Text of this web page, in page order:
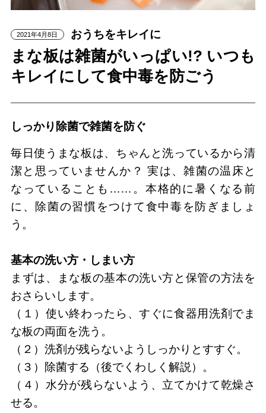
2021年4月8日 おうちをキレイに
まな板は雑菌がいっぱい!? いつも
キレイにして食中毒を防ごう
しっかり除菌で雑菌を防ぐ
毎日使うまな板は、ちゃんと洗っているから清
潔と思っていませんか？ 実は、雑菌の温床と
なっていることも……。本格的に暑くなる前
に、除菌の習慣をつけて食中毒を防ぎましょ
う。
基本の洗い方・しまい方
まずは、まな板の基本の洗い方と保管の方法を
おさらいします。
（１）使い終わったら、すぐに食器用洗剤でま
な板の両面を洗う。
（２）洗剤が残らないようしっかりとすすぐ。
（３）除菌する（後でくわしく解説）。
（４）水分が残らないよう、立てかけて乾燥さ
せる。